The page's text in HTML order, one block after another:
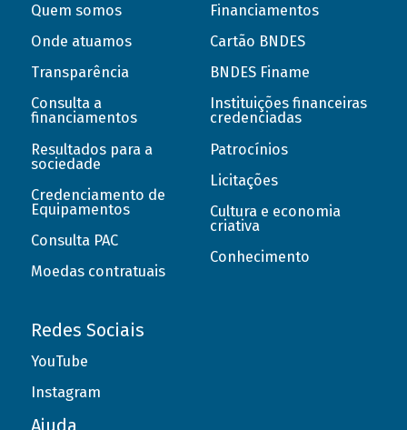
Quem somos
Onde atuamos
Transparência
Consulta a
financiamentos
Resultados para a
sociedade
Credenciamento de
Equipamentos
Consulta PAC
Moedas contratuais
Financiamentos
Cartão BNDES
BNDES Finame
Instituições financeiras
credenciadas
Patrocínios
Licitações
Cultura e economia
criativa
Conhecimento
Redes Sociais
YouTube
Instagram
Ajuda